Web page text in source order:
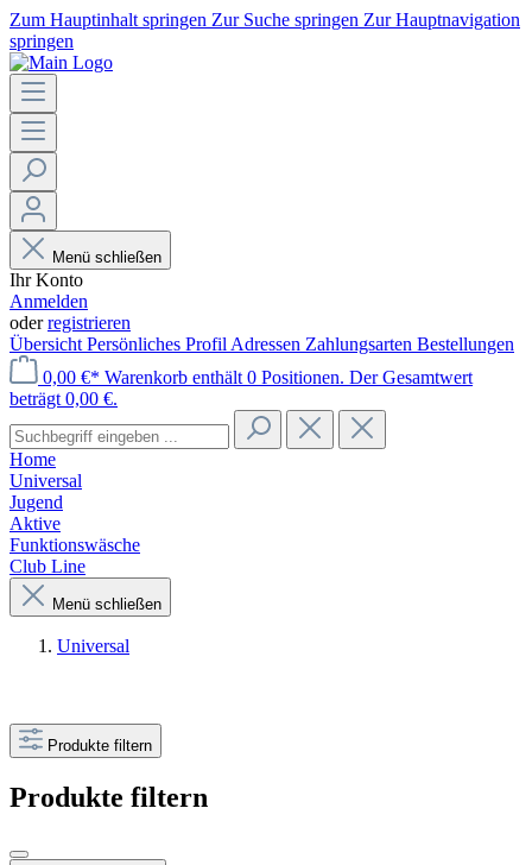
Zum Hauptinhalt springen Zur Suche springen Zur Hauptnavigation
springen
Menü schließen
Ihr Konto
Anmelden
oderregistrieren
Übersicht Persönliches Profil Adressen Zahlungsarten Bestellungen
0,00 €* Warenkorb enthält 0 Positionen. Der Gesamtwert
beträgt 0,00 €.
Home
Universal
Jugend
Aktive
Funktionswäsche
Club Line
Menü schließen
Universal
Produkte filtern
Produkte filtern